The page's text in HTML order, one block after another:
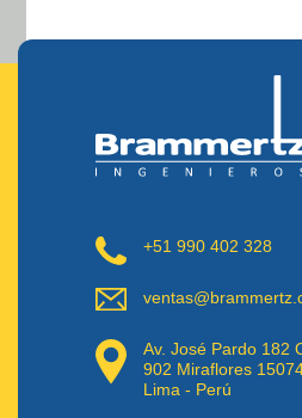
+51 990 402 328
Av. José Pardo 182
902 Miraflores
Lima - Perú